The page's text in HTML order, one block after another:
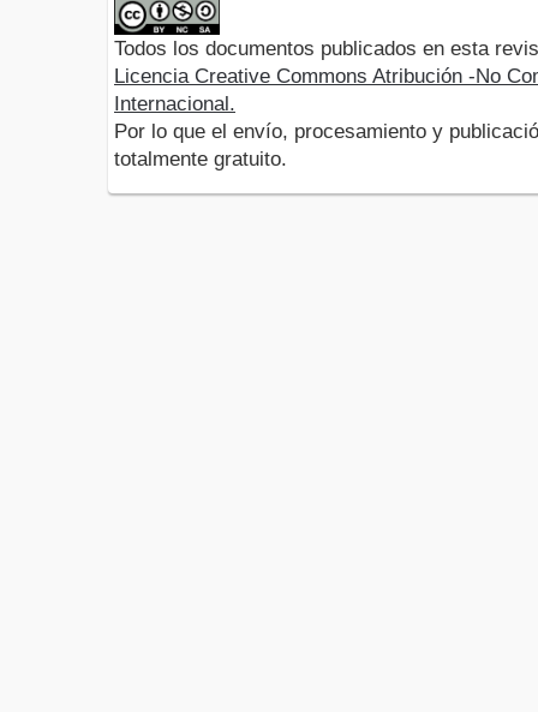
Todos los documentos publicados en esta
Licencia Creative Commons Atribución -No
Internacional.
Por lo que el envío, procesamiento y
totalmente gratuito.